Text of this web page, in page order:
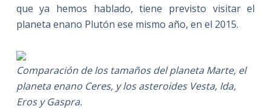
que ya hemos hablado, tiene previsto visitar el
planeta enano Plutón ese mismo año, en el 2015.
Comparación de los tamaños del planeta Marte, el
planeta enano Ceres, y los asteroides Vesta, Ida,
Eros y Gaspra.